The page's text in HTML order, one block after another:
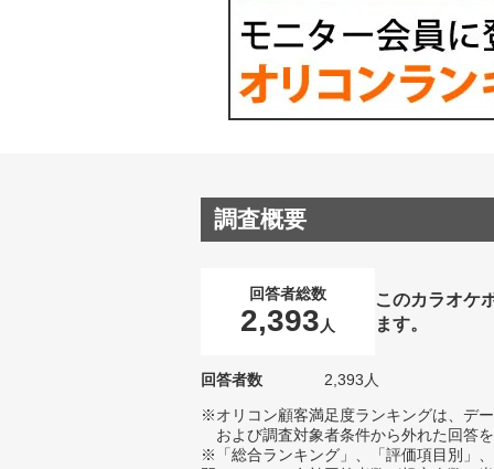
調査概要
回答者総数
2,393 人
このカラオケ
ます。
回答者数
2,393人
※オリコン顧客満足度ランキングは、デ
および調査対象者条件から外れた回答
※「総合ランキング」、「評価項目別」